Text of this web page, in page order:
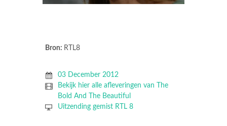
Bron: RTL8
03 December 2012
Bekijk hier alle afleveringen van The
Bold And The Beautiful
Uitzending gemist RTL 8